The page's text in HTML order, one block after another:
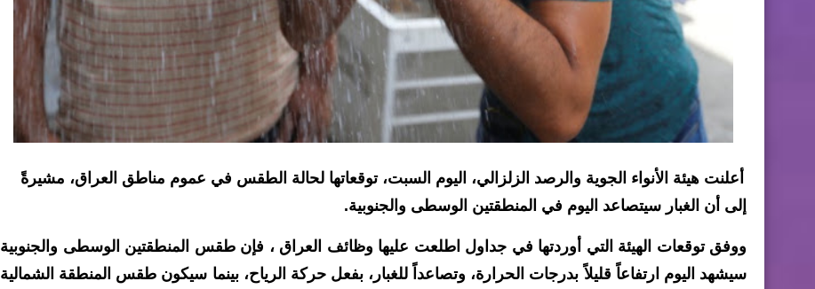
أعلنت هيئة الأنواء الجوية والرصد الزلزالي، اليوم السبت، توقعاتها لحالة الطقس في عموم مناطق العراق، مشيرةً
إلى أن الغبار سيتصاعد اليوم في المنطقتين الوسطى والجنوبية.
ووفق توقعات الهيئة التي أوردتها في جداول اطلعت عليها وظائف العراق ، فإن طقس المنطقتين الوسطى والجنوبية
سيشهد اليوم ارتفاعاً قليلاً بدرجات الحرارة، وتصاعداً للغبار، بفعل حركة الرياح، بينما سيكون طقس المنطقة الشمالية